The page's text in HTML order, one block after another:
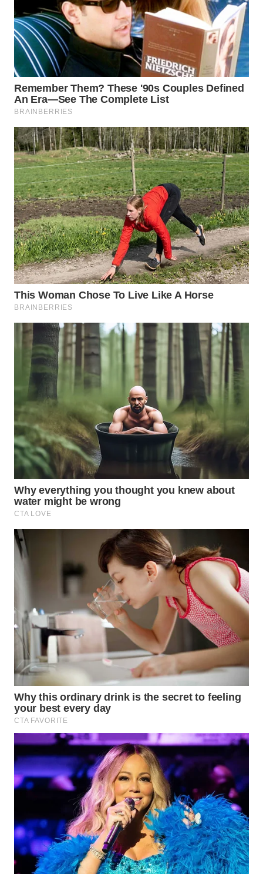
WN
SIMALUNGUN
WN
LABUHANBATU
WN
TAPANULI
TENGAH
WN DELI
SERDANG
WN
TEBING
TINGGI
WN
PAKPAK
WN
KARAWANG
WN
BEKASI
BOGOR
WN
DEPOK
WN
TAPANULI
UTARA
SAMOSIR
WN
SUMEDANG
WN
CIANJUR
WN
KEPULAUAN
SERIBU
WN
TANGERANG
BINJAI
WN
CIREBON